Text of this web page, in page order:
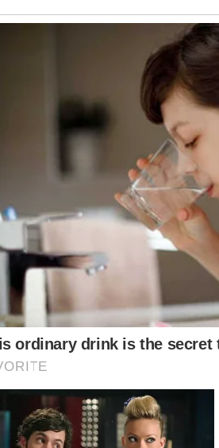
งในหลวงรัชกาลที่ 9 ที่หาซื้อหาดูได้ย
ไม่หมดเพียงเท่านี้
“มุก-เจนนี่”ได้รว
เป็นเหล่าพ่อค้า-แม่ค้าอารมณ์ดี ช่างต่
“#TEAMGIRL”ในวันเสาร์ที่ 7 ตุลาค
ordinary drink is the secret